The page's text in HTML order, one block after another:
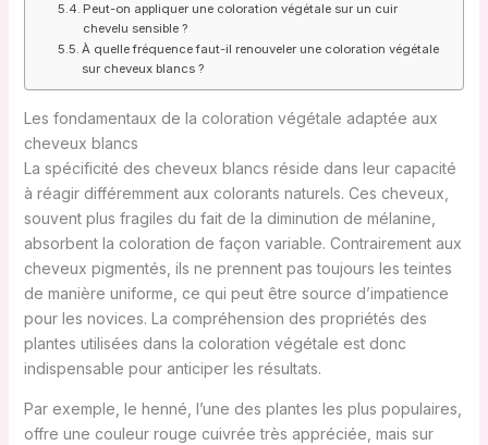
Peut-on appliquer une coloration végétale sur un cuir
chevelu sensible ?
À quelle fréquence faut-il renouveler une coloration végétale
sur cheveux blancs ?
Les fondamentaux de la coloration végétale adaptée aux
cheveux blancs
La spécificité des cheveux blancs réside dans leur capacité
à réagir différemment aux colorants naturels. Ces cheveux,
souvent plus fragiles du fait de la diminution de mélanine,
absorbent la coloration de façon variable. Contrairement aux
cheveux pigmentés, ils ne prennent pas toujours les teintes
de manière uniforme, ce qui peut être source d’impatience
pour les novices. La compréhension des propriétés des
plantes utilisées dans la coloration végétale est donc
indispensable pour anticiper les résultats.
Par exemple, le henné, l’une des plantes les plus populaires,
offre une couleur rouge cuivrée très appréciée, mais sur